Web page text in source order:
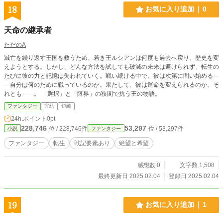
18 お気に入り追加 0
天命の継承者
ただのA
滅亡を繰り返す王国を救うため、若き王ルシアンは何度も過去へ戻り、歴史を変
えようとする。しかし、どんな方法を試しても破滅の未来は避けられず、転生の
たびに彼の力と記憶は失われていく。戦い続ける中で、彼は次第に問い始める―
―自分は何のために戦っているのか。果たして、彼は運命を変えられるのか。そ
れとも――。 「選択」と「限界」の狭間で抗う王の物語。
ファンタジー 完結 短編
24h.ポイント 0pt
小説 228,746 位 / 228,746件 ファンタジー 53,297 位 / 53,297件
ファンタジー 転生 戦記要素あり 絶望と希望
感想数 0
文字数 1,508
最終更新日 2025.02.04
登録日 2025.02.04
19 お気に入り追加 1